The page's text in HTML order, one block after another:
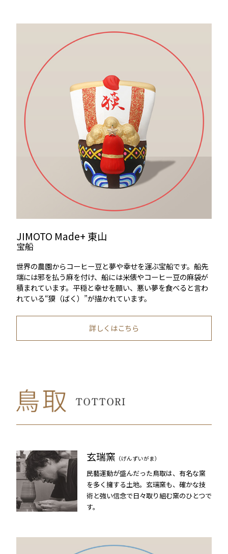
JIMOTO Made+ 東山
宝船
世界の農園からコーヒー豆と夢や幸せを運ぶ宝船です。船先
端には邪を払う麻を付け、船には米俵やコーヒー豆の麻袋が
積まれています。平穏と幸せを願い、悪い夢を食べると言わ
れている“獏（ばく）”が描かれています。
詳しくはこちら
玄瑞窯 （げんずいがま）
民藝運動が盛んだった鳥取は、有名な窯
を多く擁する土地。玄瑞窯も、確かな技
術と強い信念で日々取り組む窯のひとつで
す。